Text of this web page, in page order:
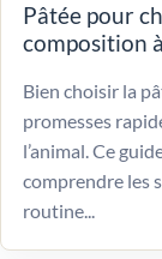
Pâtée pour
composition
Bien choisir la
promesses
l’animal. Ce
comprendre les
routine...